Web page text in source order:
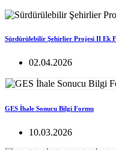
Sürdürülebilir Şehirlier Projesi II Ek
02.04.2026
GES İhale Sonucu Bilgi Formu
10.03.2026